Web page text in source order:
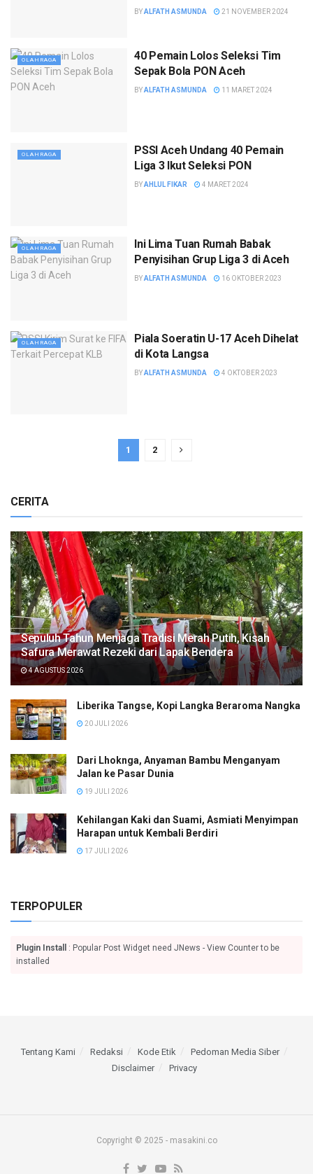
BYALFATH ASMUNDA 21 NOVEMBER 2024
OLAHRAGA
40 Pemain Lolos Seleksi Tim
Sepak Bola PON Aceh
BYALFATH ASMUNDA 11 MARET 2024
OLAHRAGA
PSSI Aceh Undang 40 Pemain
Liga 3 Ikut Seleksi PON
BYAHLUL FIKAR 4 MARET 2024
OLAHRAGA
Ini Lima Tuan Rumah Babak
Penyisihan Grup Liga 3 di Aceh
BYALFATH ASMUNDA 16 OKTOBER 2023
OLAHRAGA
Piala Soeratin U-17 Aceh Dihelat
di Kota Langsa
BYALFATH ASMUNDA 4 OKTOBER 2023
1 2
CERITA
Sepuluh Tahun Menjaga Tradisi Merah Putih, Kisah
Safura Merawat Rezeki dari Lapak Bendera
4 AGUSTUS 2026
Liberika Tangse, Kopi Langka Beraroma Nangka
20 JULI 2026
Dari Lhoknga, Anyaman Bambu Menganyam
Jalan ke Pasar Dunia
19 JULI 2026
Kehilangan Kaki dan Suami, Asmiati Menyimpan
Harapan untuk Kembali Berdiri
17 JULI 2026
TERPOPULER
Plugin Install
: Popular Post Widget need JNews - View Counter to be
installed
Tentang Kami Redaksi Kode Etik
Pedoman Media Siber
Disclaimer
Privacy
Copyright © 2025 - masakini.co